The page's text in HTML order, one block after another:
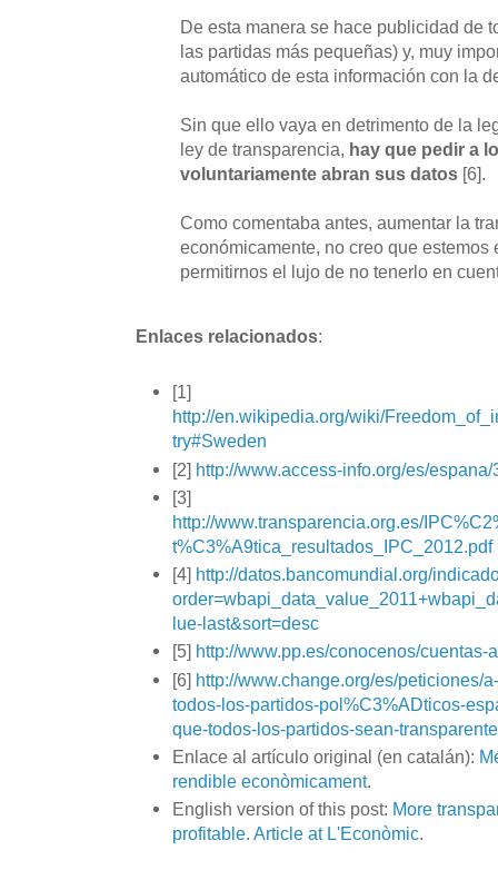
De esta manera se hace publicidad de
las partidas más pequeñas) y, muy
automático de esta información con la
Sin que ello vaya en detrimento de la
ley de transparencia, hay que pedir a
voluntariamente abran sus datos [6].
Como comentaba antes, aumentar la
económicamente, no creo que estemos
permitirnos el lujo de no tenerlo en
Enlaces relacionados:
[1]
http://en.wikipedia.org/wiki/
try#Sweden
[2] http://www.access-info.org/es/
[3]
http://www.transparencia.org.es/
t%C3%A9tica_resultados_IPC_2012.pdf
[4] http://datos.bancomundial.org/
lue-last&sort=desc
[5] http://www.pp.es/conocenos/cuentas-
[6] http://www.change.org/es/peticiones/
todos-los-partidos-pol%C3%ADticos-
que-todos-los-partidos-sean-
Enlace al artículo original (en catalán):
rendible econòmicament.
English version of this post: More
profitable. Article at L'Econòmic.